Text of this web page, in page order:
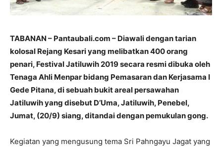
TABANAN – Pantaubali.com – Diawali dengan tarian
kolosal Rejang Kesari yang melibatkan 400 orang
penari, Festival Jatiluwih 2019 secara resmi dibuka oleh
Tenaga Ahli Menpar bidang Pemasaran dan Kerjasama I
Gede Pitana, di sebuah bukit areal persawahan
Jatiluwih yang disebut D’Uma, Jatiluwih, Penebel,
Jumat, (20/9) siang, ditandai dengan pemukulan gong.
Kegiatan yang mengusung tema Sri Pahngayu Jagat yang